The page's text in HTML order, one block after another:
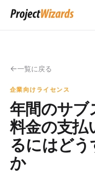
一覧に戻る
企業向けライセンス
年間のサブ
料金の支払
るにはど
か